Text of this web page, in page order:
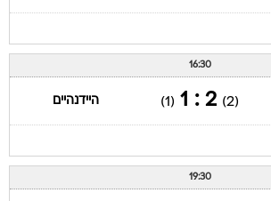
16:30
(2)
2 : 1
(1) היידנהיים
19:30